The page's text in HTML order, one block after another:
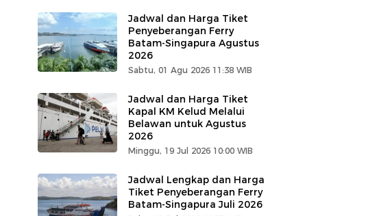
Jadwal dan Harga Tiket
Penyeberangan Ferry
Batam-Singapura Agustus
2026
Sabtu, 01 Agu 2026 11:38 WIB
Jadwal dan Harga Tiket
Kapal KM Kelud Melalui
Belawan untuk Agustus
2026
Minggu, 19 Jul 2026 10:00 WIB
Jadwal Lengkap dan Harga
Tiket Penyeberangan Ferry
Batam-Singapura Juli 2026